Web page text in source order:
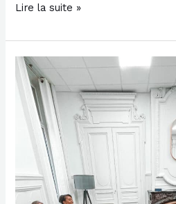
Lire la suite »
Le
guide
l’Anti-
Networking
Anti-
Marketing